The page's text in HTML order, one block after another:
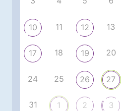
10 11 12 13
17 18 19 20
24 25 26 27
31 1 2 3